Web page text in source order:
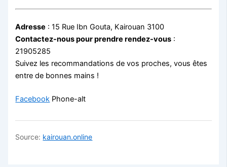
Adresse : 15 Rue Ibn Gouta, Kairouan 3100
Contactez-nous pour prendre rendez-vous :
21905285
Suivez les recommandations de vos proches, vous êtes
entre de bonnes mains !
Facebook Phone-alt
Source: kairouan.online